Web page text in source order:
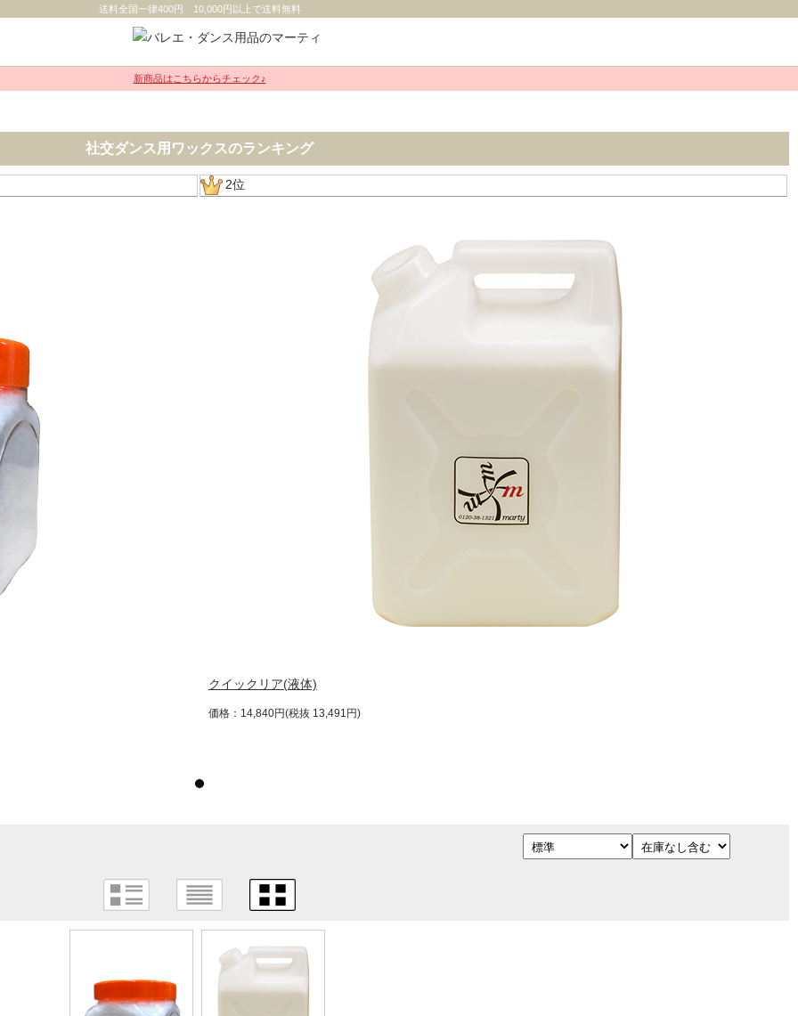
送料全国一律400円 10,000円以上で送料無料
新商品はこちらからチェック♪
社交ダンス用ワックスのランキング
2位
クイックリア(液体)
価格：14,840円(税抜 13,491円)